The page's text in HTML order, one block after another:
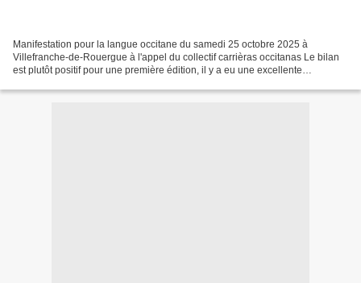
Manifestation pour la langue occitane du samedi 25 octobre 2025 à
Villefranche-de-Rouergue à l'appel du collectif carrièras occitanas Le bilan
est plutôt positif pour une première édition, il y a eu une excellente